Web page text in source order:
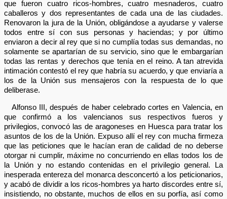
que fueron cuatro ricos-hombres, cuatro mesnaderos, cuatro
caballeros y dos representantes de cada una de las ciudades.
Renovaron la jura de la Unión, obligándose a ayudarse y valerse
todos entre sí con sus personas y haciendas; y por último
enviaron a decir al rey que si no cumplía todas sus demandas, no
solamente se apartarían de su servicio, sino que le embargarían
todas las rentas y derechos que tenía en el reino. A tan atrevida
intimación contestó el rey que habría su acuerdo, y que enviaría a
los de la Unión sus mensajeros con la respuesta de lo que
deliberase.
Alfonso III, después de haber celebrado cortes en Valencia, en
que confirmó a los valencianos sus respectivos fueros y
privilegios, convocó las de aragoneses en Huesca para tratar los
asuntos de los de la Unión. Expuso allí el rey con mucha firmeza
que las peticiones que le hacían eran de calidad de no deberse
otorgar ni cumplir, máxime no concurriendo en ellas todos los de
la Unión y no estando contenidas en el privilegio general. La
inesperada entereza del monarca desconcertó a los peticionarios,
y acabó de dividir a los ricos-hombres ya harto discordes entre sí,
insistiendo, no obstante, muchos de ellos en su porfía, así como